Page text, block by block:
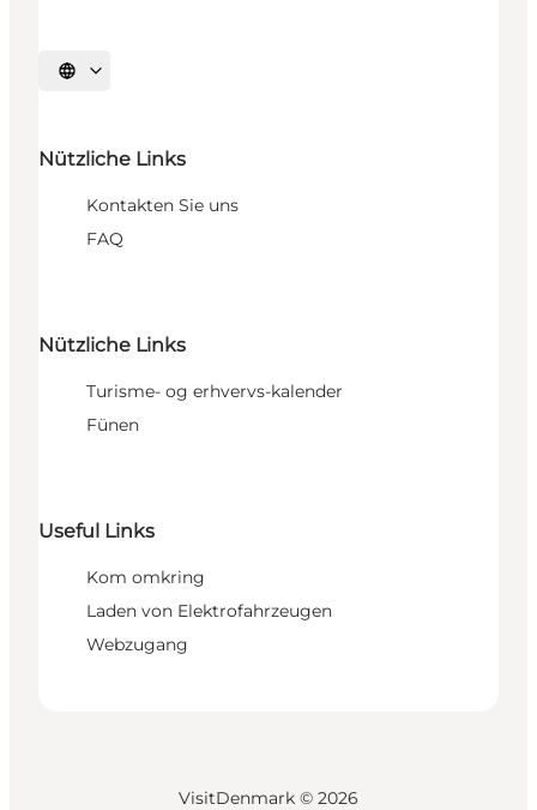
Sprache auswählen
Nützliche Links
Kontakten Sie uns
FAQ
Nützliche Links
Turisme- og erhvervs-kalender
Fünen
Useful Links
Kom omkring
Laden von Elektrofahrzeugen
Webzugang
VisitDenmark © 2026